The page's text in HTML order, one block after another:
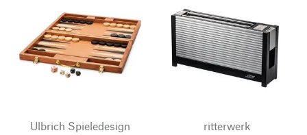
Ulbrich Spieledesign
ritterwerk